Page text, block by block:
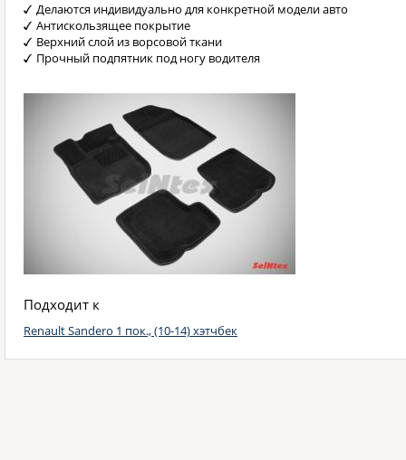
Делаются индивидуально для конкретной модели авто
Антискользящее покрытие
Верхний слой из ворсовой ткани
Прочный подпятник под ногу водителя
Подходит к
Renault Sandero 1 пок., (10-14) хэтчбек